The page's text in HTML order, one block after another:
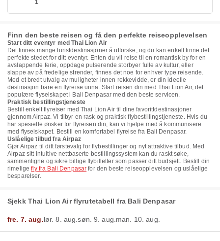
1
Finn den beste reisen og få den perfekte reiseopplevelsen
Start ditt eventyr med Thai Lion Air
Det finnes mange turistdestinasjoner å utforske, og du kan enkelt finne det
perfekte stedet for ditt eventyr. Enten du vil reise til en romantisk by for en
avslappende ferie, oppdage pulserende storbyer fulle av kultur, eller
slappe av på fredelige strender, finnes det noe for enhver type reisende.
Med et bredt utvalg av muligheter innen rekkevidde, er din ideelle
destinasjon bare en flyreise unna. Start reisen din med Thai Lion Air, det
populære flyselskapet i Bali Denpasar med den beste servicen.
Praktisk bestillingstjeneste
Bestill enkelt flyreiser med Thai Lion Air til dine favorittdestinasjoner
gjennom Airpaz. Vi tilbyr en rask og praktisk flybestillingstjeneste. Hvis du
har spesielle ønsker for flyreisen din, kan vi hjelpe med å kommunisere
med flyselskapet. Bestill en komfortabel flyreise fra Bali Denpasar.
Uslåelige tilbud fra Airpaz
Gjør Airpaz til ditt førstevalg for flybestillinger og nyt attraktive tilbud. Med
Airpaz sitt intuitive nettbaserte bestillingssystem kan du raskt søke,
sammenligne og sikre billige flybilletter som passer ditt budsjett. Bestill din
rimeligefly fra Bali Denpasar for den beste reiseopplevelsen og uslåelige
besparelser.
Sjekk Thai Lion Air flyrutetabell fra Bali Denpasar
fre. 7. aug.lør. 8. aug.søn. 9. aug. man. 10. aug.